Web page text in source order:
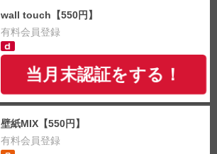
wall touch【550円】
有料会員登録
当月末認証をする！
壁紙MIX【550円】
有料会員登録